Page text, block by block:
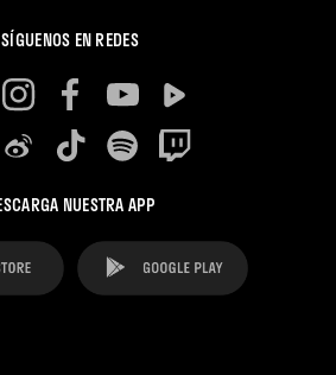
SÍGUENOS EN REDES
NUESTRA APP